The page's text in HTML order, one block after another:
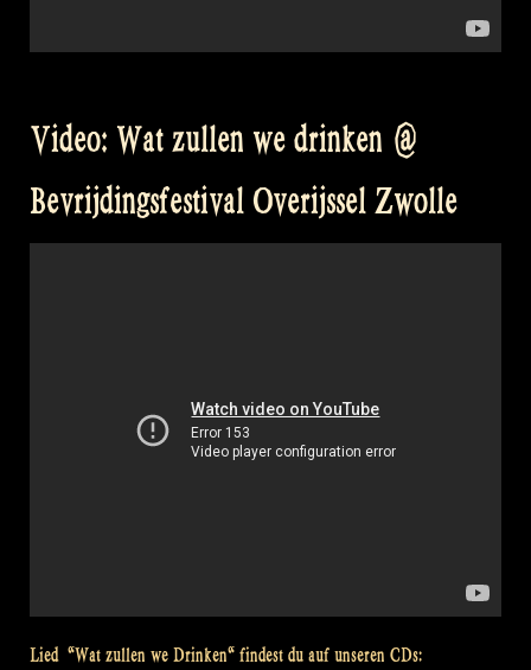
Video: Wat zullen we drinken @
Bevrijdingsfestival Overijssel Zwolle
Lied “Wat zullen we Drinken“ findest du auf unseren CDs: